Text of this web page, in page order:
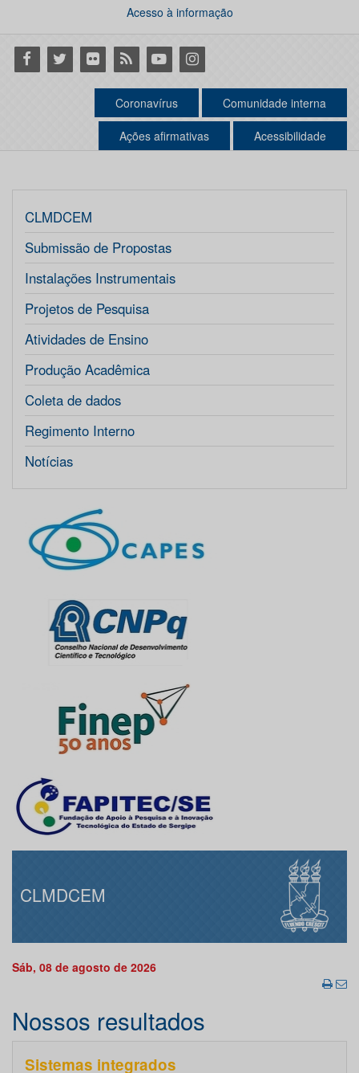
Acesso à informação
Facebook
Twitter Flickr RSS YoutubeInstagram
Coronavírus Comunidade interna
Ações afirmativas Acessibilidade
CLMDCEM
Submissão de Propostas
Instalações Instrumentais
Projetos de Pesquisa
Atividades de Ensino
Produção Acadêmica
Coleta de dados
Regimento Interno
Notícias
CLMDCEM
Sáb, 08 de agosto de 2026
Nossos resultados
Sistemas integrados